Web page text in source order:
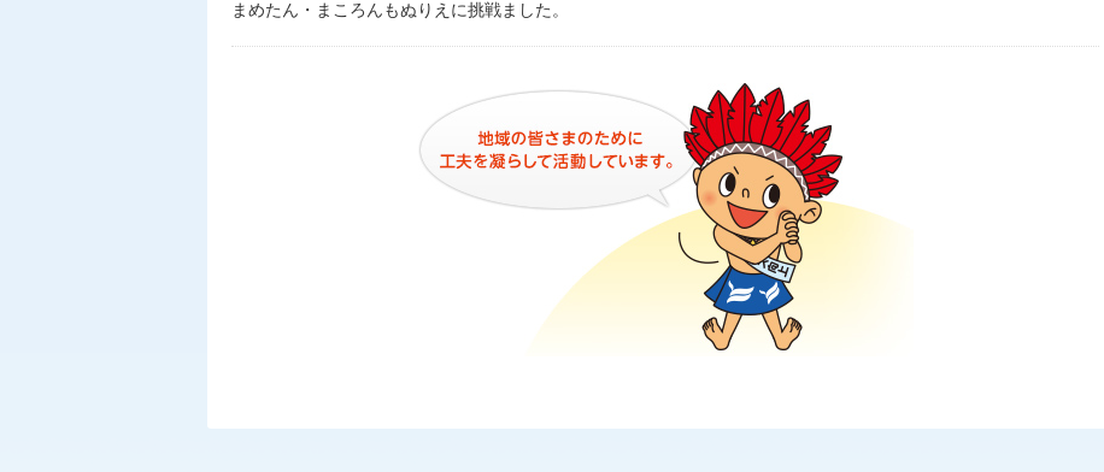
まめたん・まころんもぬりえに挑戦ました。